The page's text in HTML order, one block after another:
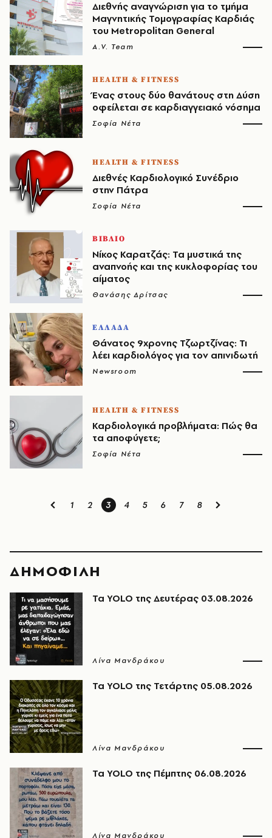
Διεθνής αναγνώριση για τo τμήμα
Μαγνητικής Τομογραφίας Καρδιάς
του Metropolitan General
A.V. Team
HEALTH & FITNESS
Ένας στους δύο θανάτους στη Δύση
οφείλεται σε καρδιαγγειακό νόσημα
Σοφία Νέτα
HEALTH & FITNESS
Διεθνές Καρδιολογικό Συνέδριο
στην Πάτρα
Σοφία Νέτα
ΒΙΒΛΙΟ
Νίκος Καρατζάς: Τα μυστικά της
αναπνοής και της κυκλοφορίας του
αίματος
Θανάσης Δρίτσας
ΕΛΛΑΔΑ
Θάνατος 9χρονης Τζωρτζίνας: Τι
λέει καρδιολόγος για τον απινιδωτή
Newsroom
HEALTH & FITNESS
Καρδιολογικά προβλήματα: Πώς θα
τα αποφύγετε;
Σοφία Νέτα
1 2 3 4 5 6 7 8
ΔΗΜΟΦΙΛΗ
Τα YOLO της Δευτέρας 03.08.2026
Λίνα Μανδράκου
Τα YOLO της Τετάρτης 05.08.2026
Λίνα Μανδράκου
Τα YOLO της Πέμπτης 06.08.2026
Λίνα Μανδράκου